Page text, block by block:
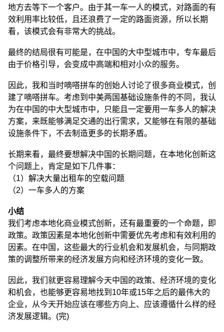
地方去等下一个客户。由于其一车一人的模式，对路面的有
效利用率比较低，且还浪费了一定的路面资源，所以长期
看，该模式会有非常大的挑战。
最终的结局很有可能是，在中国的大中型城市中，专车最后
由于价格引导，会变成中高端和相对小众的服务。
因此，我和当时嘀嗒拼车的创始人讨论了很多商业模式，创
建了嘀嗒拼车。考虑到中美两国基础设施条件的不同，我认
为在中国的中大型城市中，只能且一定要用一车多人的解决
方案，来既能够满足交通的出行需求，又能够在有限的基础
设施条件下，不去制造更多的长期矛盾。
长期来看，最终要想解决中国的长期问题，在本地化创新这
个问题上，肯定是如下几件事：
（1）解决大量出租车的空载问题
（2）一车多人的方案
小结
我们考虑本地化商业模式创新，还有最重要的一个命题，即
政策。政策因素是本地化创新中需要优先考虑和有效利用的
因素。在中国，这些最大的行业机会和发展机会，与同期政
策的调整所带来的经济发展方向和经济环境的变化一致。
因此，我们就更容易理解今天中国的政策、经济环境的变化
和机会，也能够更容易地找到10年或15年之后的最伟大的
企业，从今天开始应该在哪些方向上、应该遵循什么样的经
济发展逻辑。(完)